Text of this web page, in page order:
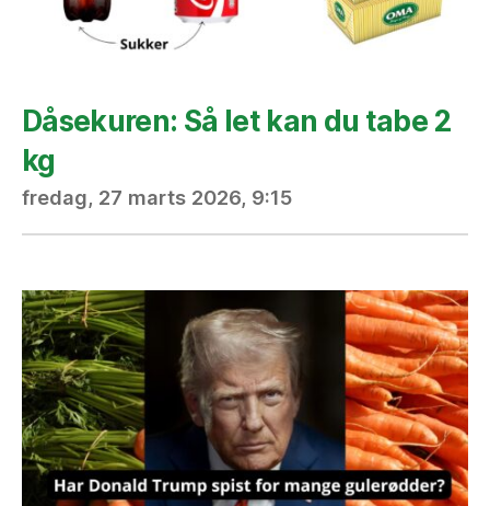
Dåsekuren: Så let kan du tabe 2
kg
fredag, 27 marts 2026, 9:15